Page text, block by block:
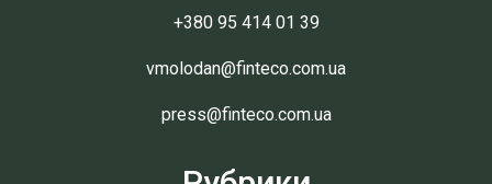
+380 95 414 01 39
vmolodan@finteco.com.ua
press@finteco.com.ua